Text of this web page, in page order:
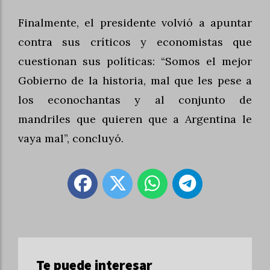
Finalmente, el presidente volvió a apuntar
contra sus críticos y economistas que
cuestionan sus políticas: “Somos el mejor
Gobierno de la historia, mal que les pese a
los econochantas y al conjunto de
mandriles que quieren que a Argentina le
vaya mal”, concluyó.
Te puede interesar